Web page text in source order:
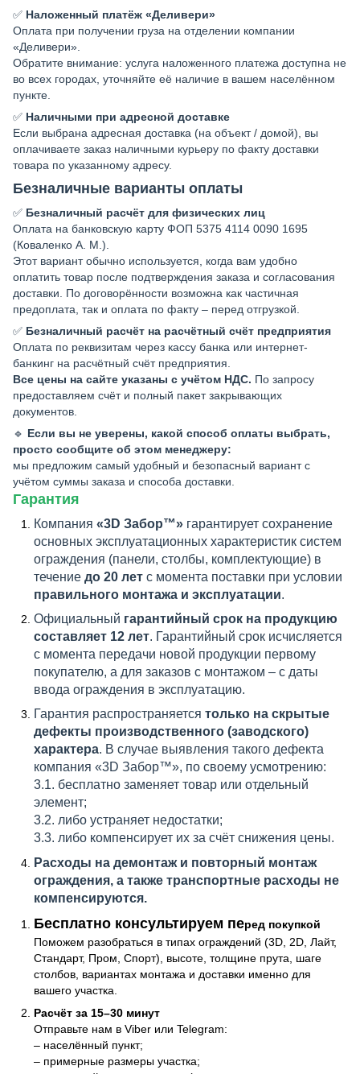
✅ Наложенный платёж «Деливери»
Оплата при получении груза на отделении компании
«Деливери».
Обратите внимание: услуга наложенного платежа доступна не
во всех городах, уточняйте её наличие в вашем населённом
пункте.
✅ Наличными при адресной доставке
Если выбрана адресная доставка (на объект / домой), вы
оплачиваете заказ наличными курьеру по факту доставки
товара по указанному адресу.
Безналичные варианты оплаты
✅ Безналичный расчёт для физических лиц
Оплата на банковскую карту ФОП 5375 4114 0090 1695
(Коваленко А. М.).
Этот вариант обычно используется, когда вам удобно
оплатить товар после подтверждения заказа и согласования
доставки. По договорённости возможна как частичная
предоплата, так и оплата по факту – перед отгрузкой.
✅ Безналичный расчёт на расчётный счёт предприятия
Оплата по реквизитам через кассу банка или интернет-
банкинг на расчётный счёт предприятия.
Все цены на сайте указаны с учётом НДС. По запросу
предоставляем счёт и полный пакет закрывающих
документов.
🔹 Если вы не уверены, какой способ оплаты выбрать,
просто сообщите об этом менеджеру:
мы предложим самый удобный и безопасный вариант с
учётом суммы заказа и способа доставки.
Гарантия
Компания «3D Забор™» гарантирует сохранение
основных эксплуатационных характеристик систем
ограждения (панели, столбы, комплектующие) в
течение до 20 лет с момента поставки при условии
правильного монтажа и эксплуатации.
Официальный гарантийный срок на продукцию
составляет 12 лет. Гарантийный срок исчисляется
с момента передачи новой продукции первому
покупателю, а для заказов с монтажом – с даты
ввода ограждения в эксплуатацию.
Гарантия распространяется только на скрытые
дефекты производственного (заводского)
характера. В случае выявления такого дефекта
компания «3D Забор™», по своему усмотрению:
3.1. бесплатно заменяет товар или отдельный
элемент;
3.2. либо устраняет недостатки;
3.3. либо компенсирует их за счёт снижения цены.
Расходы на демонтаж и повторный монтаж
ограждения, а также транспортные расходы не
компенсируются.
Консультация и бесплатный расчёт
Бесплатно консультируем перед покупкой
Поможем разобраться в типах ограждений (3D, 2D, Лайт,
Стандарт, Пром, Спорт), высоте, толщине прута, шаге
столбов, вариантах монтажа и доставки именно для
вашего участка.
Расчёт за 15–30 минут
Отправьте нам в Viber или Telegram:
– населённый пункт;
– примерные размеры участка;